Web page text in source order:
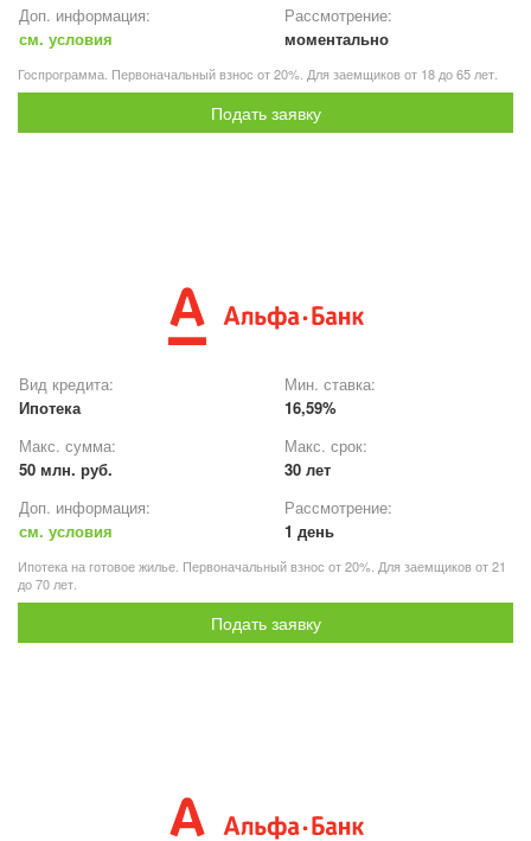
Доп. информация:
см. условия
Рассмотрение:
моментально
Госпрограмма. Первоначальный взнос от 20%. Для заемщиков от 18 до 65 лет.
Подать заявку
Вид кредита:
Ипотека
Мин. ставка:
16,59%
Макс. сумма:
50 млн. руб.
Макс. срок:
30 лет
Доп. информация:
см. условия
Рассмотрение:
1 день
Ипотека на готовое жилье. Первоначальный взнос от 20%. Для заемщиков от 21
до 70 лет.
Подать заявку